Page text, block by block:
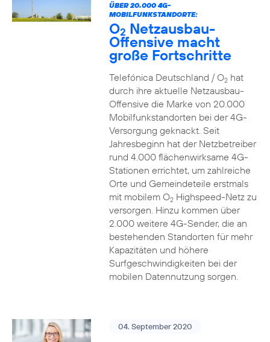
ÜBER 20.000 4G-
MOBILFUNKSTANDORTE:
O2 Netzausbau-
Offensive macht
große Fortschritte
Telefónica Deutschland / O2hat
durch ihre aktuelle Netzausbau-
Offensive die Marke von 20.000
Mobilfunkstandorten bei der 4G-
Versorgung geknackt. Seit
Jahresbeginn hat der Netzbetreiber
rund 4.000 flächenwirksame 4G-
Stationen errichtet, um zahlreiche
Orte und Gemeindeteile erstmals
mit mobilem O2Highspeed-Netz zu
versorgen. Hinzu kommen über
2.000 weitere 4G-Sender, die an
bestehenden Standorten für mehr
Kapazitäten und höhere
Surfgeschwindigkeiten bei der
mobilen Datennutzung sorgen.
04. September 2020